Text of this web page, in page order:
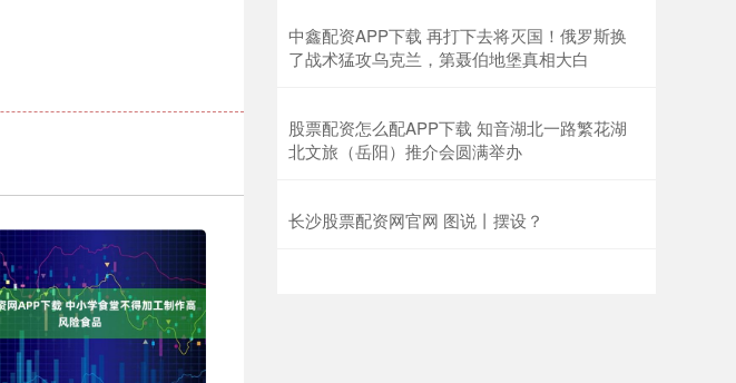
中鑫配资APP下载 再打下去将灭国！俄罗斯换
了战术猛攻乌克兰，第聂伯地堡真相大白
股票配资怎么配APP下载 知音湖北一路繁花湖
北文旅（岳阳）推介会圆满举办
长沙股票配资网官网 图说丨摆设？